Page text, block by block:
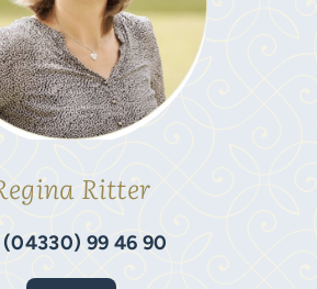
Ritter
(04330) 99 46 90